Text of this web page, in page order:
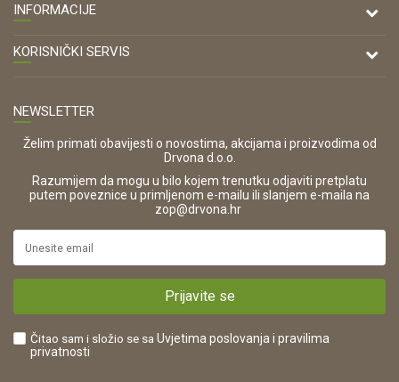
DRVONA D.O.O.
Antuna Mihanovića 7,
47000 Karlovac
OIB:
42821181683
16280
https://www.drvona.hr/
POREZNI BROJ:
INFORMACIJE
O nama
KORISNIČKI SERVIS
Zaštita privatnosti i osobnih podataka
Korištenje kolačića
Pravo na odustajanje i jednostrani raskid ugovora
Reklamacije
Plaćanje karticama
Što dobivam registracijom?
NEWSLETTER
Želim primati obavijesti o novostima, akcijama i proizvodima od
Drvona d.o.o.
Razumijem da mogu u bilo kojem trenutku odjaviti pretplatu
putem poveznice u primljenom e-mailu ili slanjem e-maila na
zop@drvona.hr
Prijavite se
Čitao sam i složio se saUvjetima poslovanjai pravilima
privatnosti